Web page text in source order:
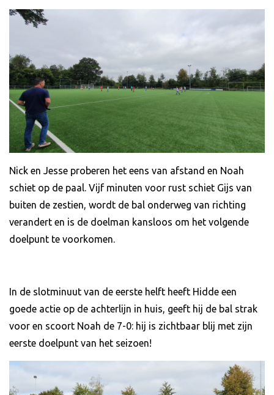
Nick en Jesse proberen het eens van afstand en Noah
schiet op de paal. Vijf minuten voor rust schiet Gijs van
buiten de zestien, wordt de bal onderweg van richting
verandert en is de doelman kansloos om het volgende
doelpunt te voorkomen.
In de slotminuut van de eerste helft heeft Hidde een
goede actie op de achterlijn in huis, geeft hij de bal strak
voor en scoort Noah de 7-0: hij is zichtbaar blij met zijn
eerste doelpunt van het seizoen!